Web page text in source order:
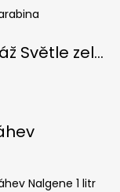
Paracord 550 metráž Světle zelená
Nalgene 1 litr